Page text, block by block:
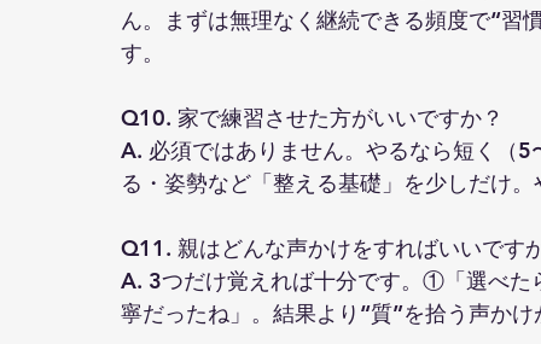
ん。まずは無理なく継続できる頻度で“習
す。
Q10. 家で練習させた方がいいですか？
A. 必須ではありません。やるなら短く（
る・姿勢など「整える基礎」を少しだけ
Q11. 親はどんな声かけをすればいいです
A. 3つだけ覚えれば十分です。①「選べ
寧だったね」。結果より“質”を拾う声か